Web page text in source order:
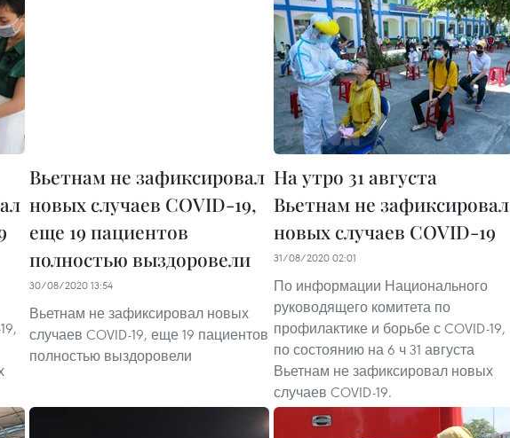
Вьетнам не зафиксировал
новых случаев COVID-19,
еще 19 пациентов
полностью выздоровели
30/08/2020 13:54
Вьетнам не зафиксировал новых
случаев COVID-19, еще 19 пациентов
полностью выздоровели
На утро 31 августа
Вьетнам не зафиксировал
новых случаев COVID-19
31/08/2020 02:01
По информации Национального
руководящего комитета по
профилактике и борьбе с COVID-19,
по состоянию на 6 ч 31 августа
Вьетнам не зафиксировал новых
случаев COVID-19.